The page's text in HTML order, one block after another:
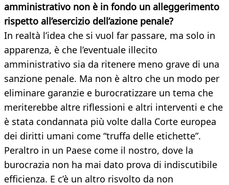
amministrativo non è in fondo un alleggerimento
rispetto all’esercizio dell’azione penale?
In realtà l’idea che si vuol far passare, ma solo in
apparenza, è che l’eventuale illecito
amministrativo sia da ritenere meno grave di una
sanzione penale. Ma non è altro che un modo per
eliminare garanzie e burocratizzare un tema che
meriterebbe altre riflessioni e altri interventi e che
è stata condannata più volte dalla Corte europea
dei diritti umani come “truffa delle etichette”.
Peraltro in un Paese come il nostro, dove la
burocrazia non ha mai dato prova di indiscutibile
efficienza. E c’è un altro risvolto da non